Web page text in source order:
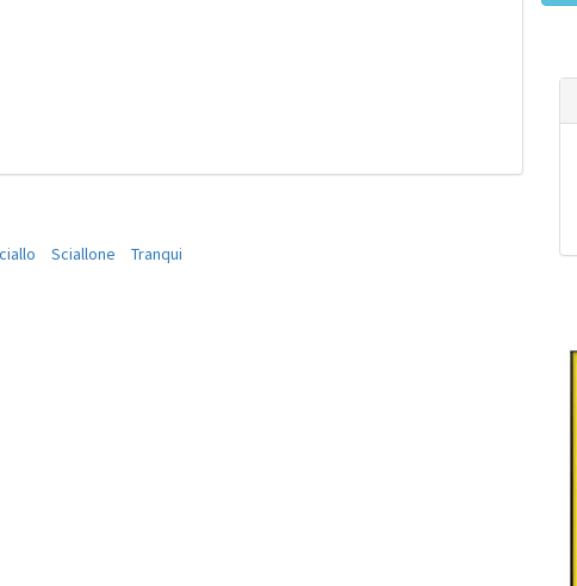
Sciallone Tranqui